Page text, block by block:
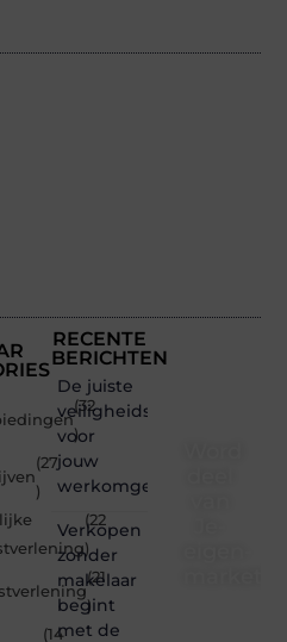
(32
)
(27
)
(22
)
(21
)
(14
RECENTE
BERICHTEN
De juiste
veiligheidsschoenen
voor
jouw
werkomgeving
Verkopen
zonder
makelaar
begint
met de